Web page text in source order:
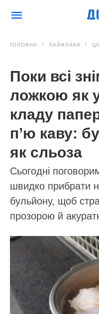
ГОЛОВНА ЛАЙФХАКИ
Поки всі
ложкою як
кладу
п’ю каву:
як сльоза
Сьогодні
швидко прибрати
бульйону, щоб
прозорою й